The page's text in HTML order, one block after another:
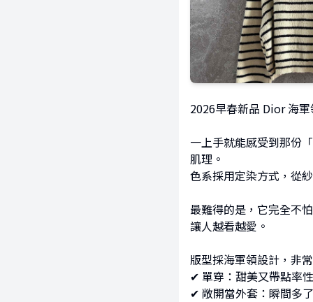
2026早春新品 Dior 海
一上手就能感受到那份
肌理。
色系採用定染方式，從
最難得的是，它完全不
讓人越看越愛。
版型採海軍領設計，非
✔︎ 單穿：甜美又帶點率
✔︎ 敞開當外套：瞬間多